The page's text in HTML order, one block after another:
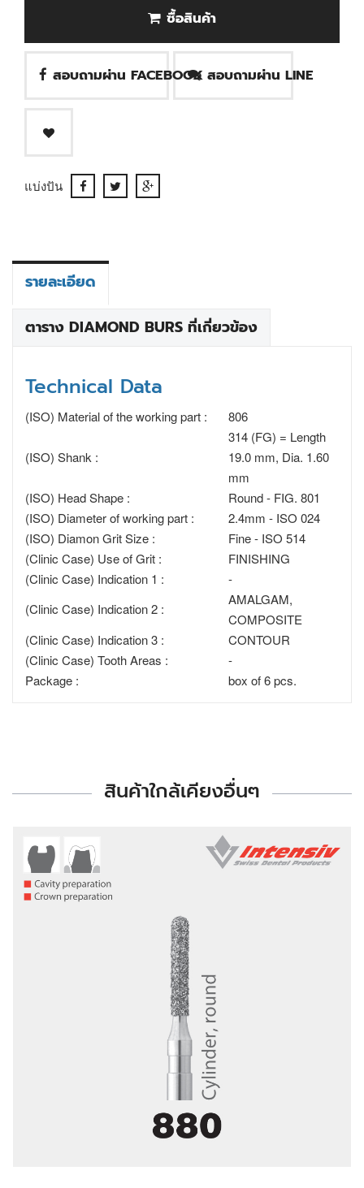
ซื้อสินค้า
สอบถามผ่าน FACEBOOK สอบถามผ่าน LINE
แบ่งปัน
รายละเอียด
ตาราง DIAMOND BURS ที่เกี่ยวข้อง
Technical Data
(ISO) Material of the working part : 806
(ISO) Shank :
314 (FG) = Length
19.0 mm, Dia. 1.60
mm
(ISO) Head Shape :
Round - FIG. 801
(ISO) Diameter of working part :
2.4mm - ISO 024
(ISO) Diamon Grit Size :
Fine - ISO 514
(Clinic Case) Use of Grit :
FINISHING
(Clinic Case) Indication 1 :
-
(Clinic Case) Indication 2 :
AMALGAM,
COMPOSITE
(Clinic Case) Indication 3 :
CONTOUR
(Clinic Case) Tooth Areas :
-
Package :
box of 6 pcs.
สินค้าใกล้เคียงอื่นๆ